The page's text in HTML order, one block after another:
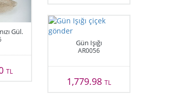
Gül.
TL
Gün Işığı
AR0056
1,779.98TL